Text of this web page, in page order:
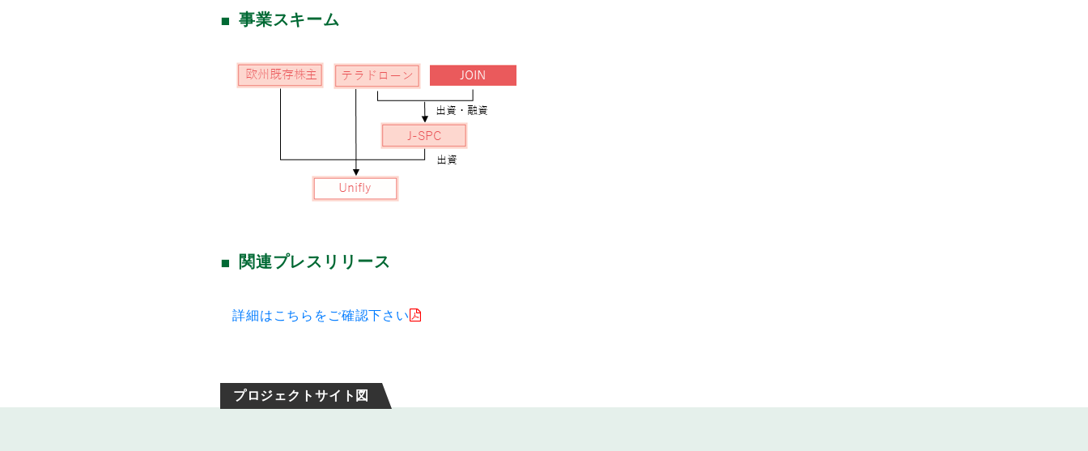
事業スキーム
関連プレスリリース
詳細はこちらをご確認下さい
プロジェクトサイト図